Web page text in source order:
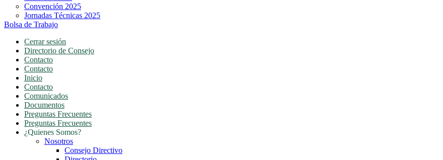
Convención 2025
Jornadas Técnicas 2025
Bolsa de Trabajo
Cerrar sesión
Directorio de Consejo
Contacto
Contacto
Inicio
Contacto
Comunicados
Documentos
Preguntas Frecuentes
Preguntas Frecuentes
¿Quienes Somos?
Nosotros
Consejo Directivo